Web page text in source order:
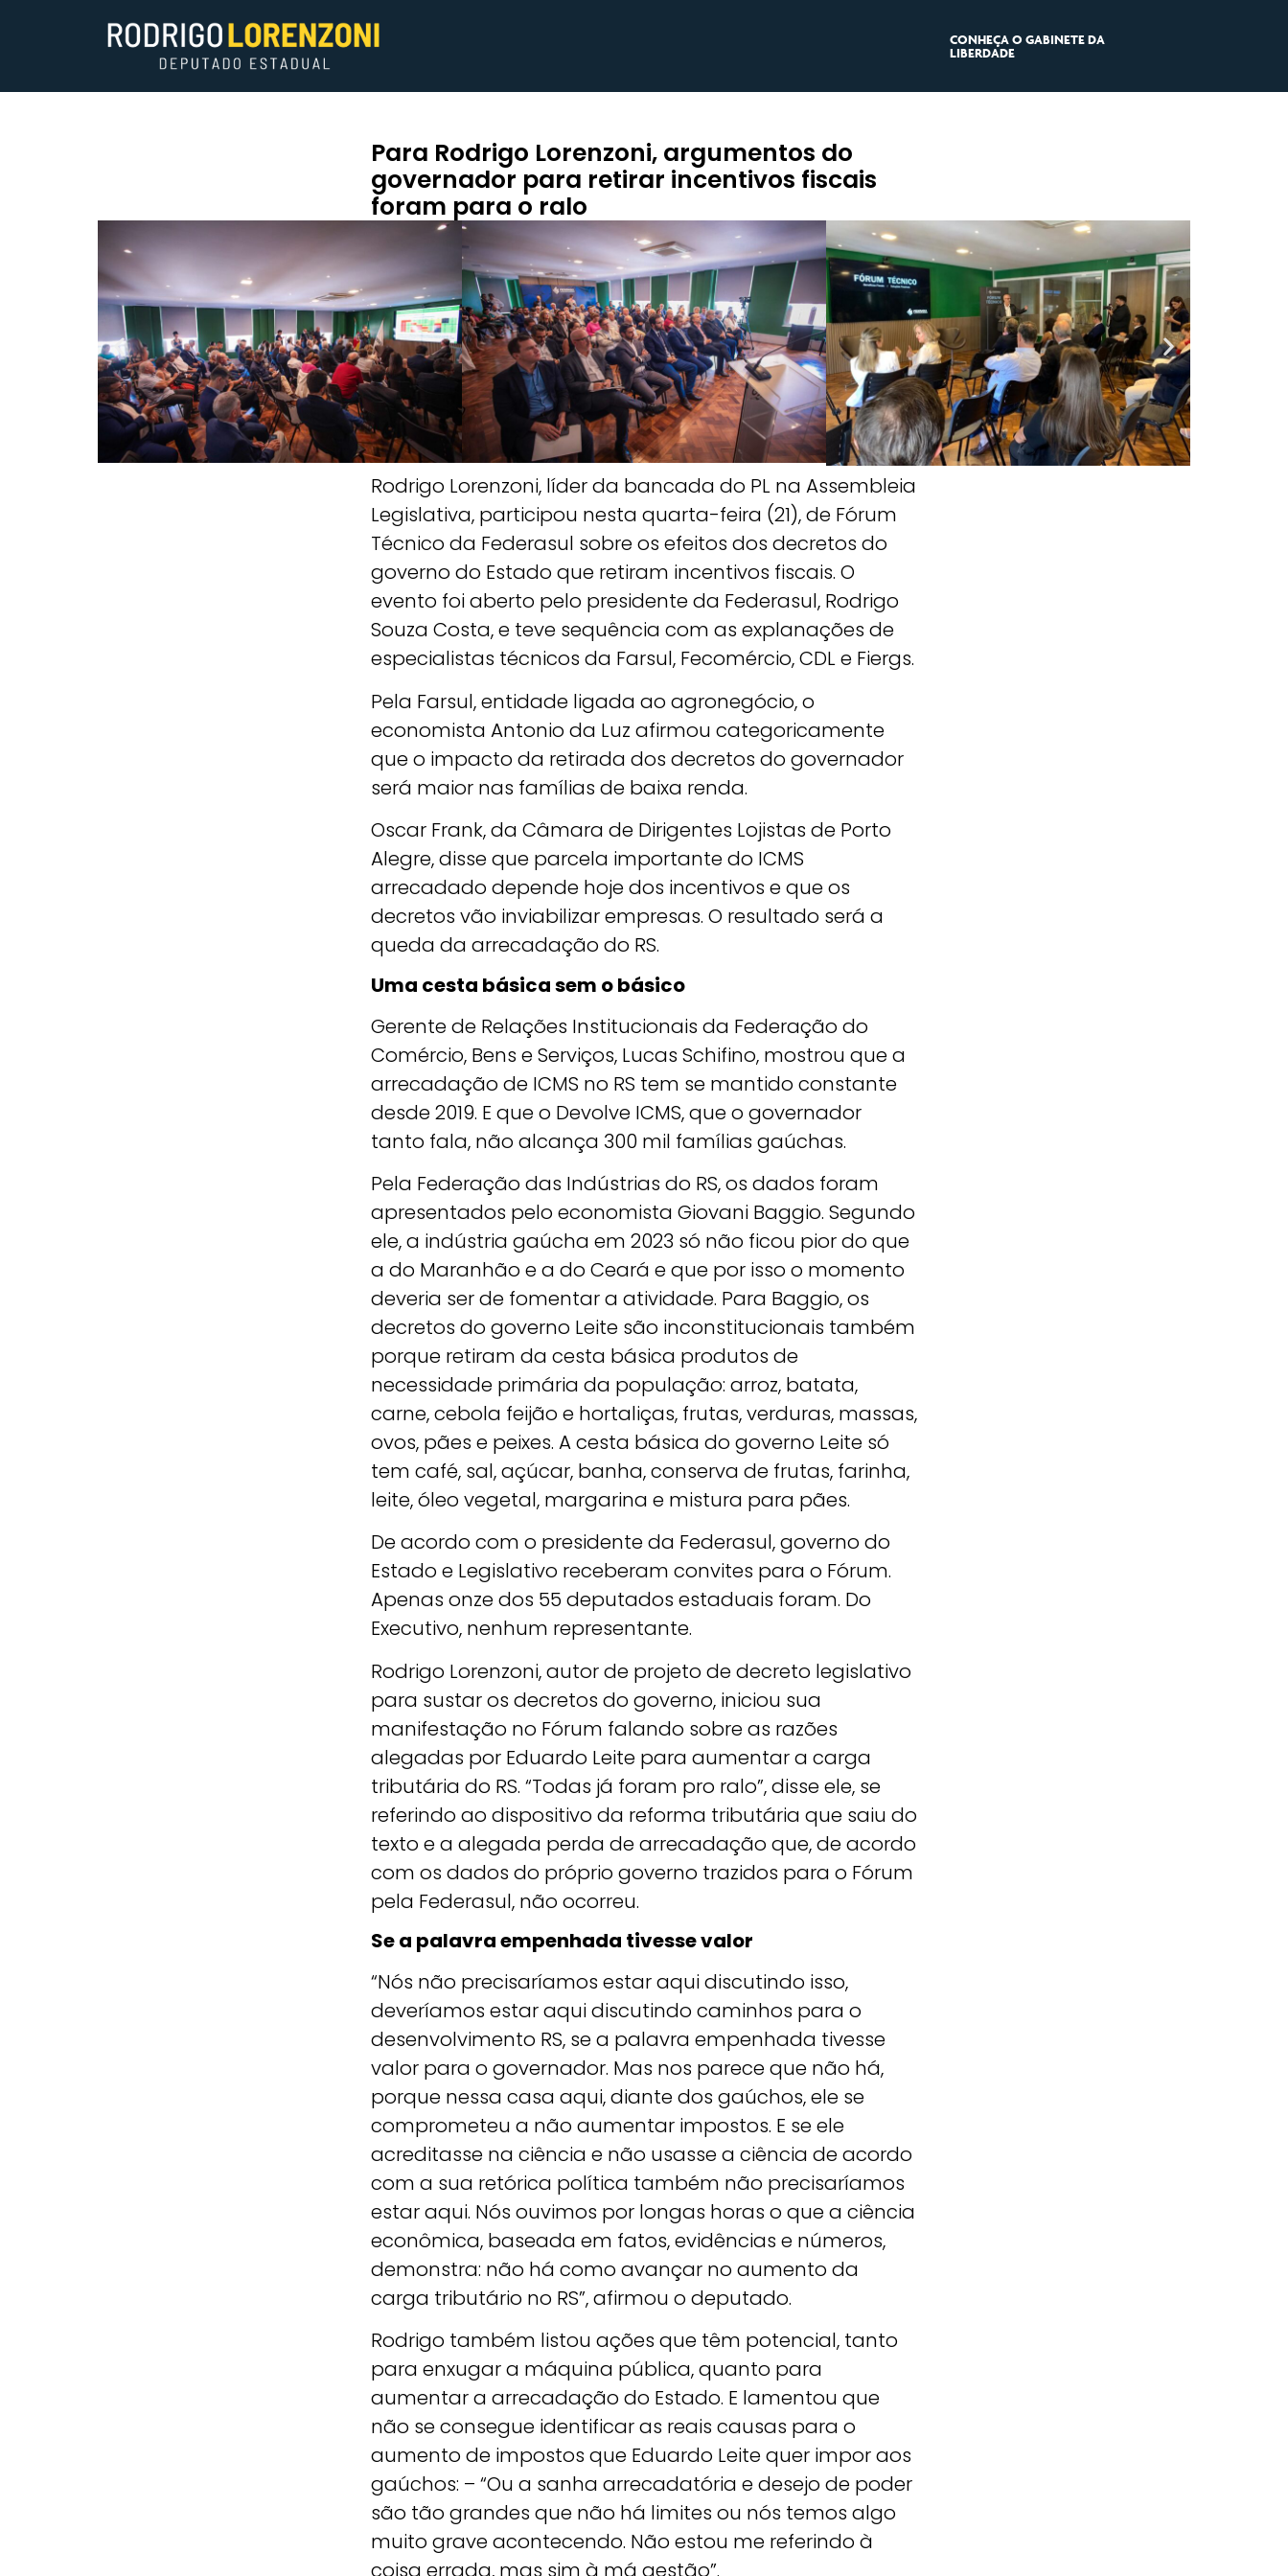
CONHEÇA O GABINETE DA
LIBERDADE
Para Rodrigo Lorenzoni, argumentos do
governador para retirar incentivos fiscais
foram para o ralo
Rodrigo Lorenzoni, líder da bancada do PL na Assembleia
Legislativa, participou nesta quarta-feira (21), de Fórum
Técnico da Federasul sobre os efeitos dos decretos do
governo do Estado que retiram incentivos fiscais. O
evento foi aberto pelo presidente da Federasul, Rodrigo
Souza Costa, e teve sequência com as explanações de
especialistas técnicos da Farsul, Fecomércio, CDL e Fiergs.
Pela Farsul, entidade ligada ao agronegócio, o
economista Antonio da Luz afirmou categoricamente
que o impacto da retirada dos decretos do governador
será maior nas famílias de baixa renda.
Oscar Frank, da Câmara de Dirigentes Lojistas de Porto
Alegre, disse que parcela importante do ICMS
arrecadado depende hoje dos incentivos e que os
decretos vão inviabilizar empresas. O resultado será a
queda da arrecadação do RS.
Uma cesta básica sem o básico
Gerente de Relações Institucionais da Federação do
Comércio, Bens e Serviços, Lucas Schifino, mostrou que a
arrecadação de ICMS no RS tem se mantido constante
desde 2019. E que o Devolve ICMS, que o governador
tanto fala, não alcança 300 mil famílias gaúchas.
Pela Federação das Indústrias do RS, os dados foram
apresentados pelo economista Giovani Baggio. Segundo
ele, a indústria gaúcha em 2023 só não ficou pior do que
a do Maranhão e a do Ceará e que por isso o momento
deveria ser de fomentar a atividade. Para Baggio, os
decretos do governo Leite são inconstitucionais também
porque retiram da cesta básica produtos de
necessidade primária da população: arroz, batata,
carne, cebola feijão e hortaliças, frutas, verduras, massas,
ovos, pães e peixes. A cesta básica do governo Leite só
tem café, sal, açúcar, banha, conserva de frutas, farinha,
leite, óleo vegetal, margarina e mistura para pães.
De acordo com o presidente da Federasul, governo do
Estado e Legislativo receberam convites para o Fórum.
Apenas onze dos 55 deputados estaduais foram. Do
Executivo, nenhum representante.
Rodrigo Lorenzoni, autor de projeto de decreto legislativo
para sustar os decretos do governo, iniciou sua
manifestação no Fórum falando sobre as razões
alegadas por Eduardo Leite para aumentar a carga
tributária do RS. “Todas já foram pro ralo”, disse ele, se
referindo ao dispositivo da reforma tributária que saiu do
texto e a alegada perda de arrecadação que, de acordo
com os dados do próprio governo trazidos para o Fórum
pela Federasul, não ocorreu.
Se a palavra empenhada tivesse valor
“Nós não precisaríamos estar aqui discutindo isso,
deveríamos estar aqui discutindo caminhos para o
desenvolvimento RS, se a palavra empenhada tivesse
valor para o governador. Mas nos parece que não há,
porque nessa casa aqui, diante dos gaúchos, ele se
comprometeu a não aumentar impostos. E se ele
acreditasse na ciência e não usasse a ciência de acordo
com a sua retórica política também não precisaríamos
estar aqui. Nós ouvimos por longas horas o que a ciência
econômica, baseada em fatos, evidências e números,
demonstra: não há como avançar no aumento da
carga tributário no RS”, afirmou o deputado.
Rodrigo também listou ações que têm potencial, tanto
para enxugar a máquina pública, quanto para
aumentar a arrecadação do Estado. E lamentou que
não se consegue identificar as reais causas para o
aumento de impostos que Eduardo Leite quer impor aos
gaúchos: – “Ou a sanha arrecadatória e desejo de poder
são tão grandes que não há limites ou nós temos algo
muito grave acontecendo. Não estou me referindo à